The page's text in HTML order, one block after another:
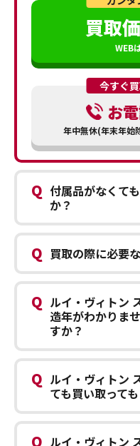
買取
WEB
今すぐ
お
年中無休(年末年始
Q 付属品がなくて
か？
Q 買取の際に必要
Q ルイ・ヴィトン
造年がわかりま
すか？
Q ルイ・ヴィトン
ても買い取って
Q ルイ・ヴィトン